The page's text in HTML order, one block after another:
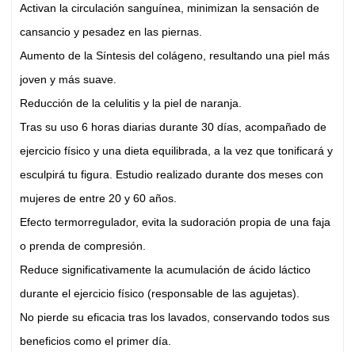
Activan la circulación sanguínea, minimizan la sensación de
cansancio y pesadez en las piernas.
Aumento de la Síntesis del colágeno, resultando una piel más
joven y más suave.
Reducción de la celulitis y la piel de naranja.
Tras su uso 6 horas diarias durante 30 días, acompañado de
ejercicio físico y una dieta equilibrada, a la vez que tonificará y
esculpirá tu figura. Estudio realizado durante dos meses con
mujeres de entre 20 y 60 años.
Efecto termorregulador, evita la sudoración propia de una faja
o prenda de compresión.
Reduce significativamente la acumulación de ácido láctico
durante el ejercicio físico (responsable de las agujetas).
No pierde su eficacia tras los lavados, conservando todos sus
beneficios como el primer día.